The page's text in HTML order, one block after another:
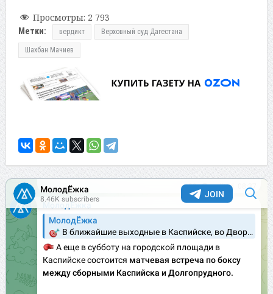
Просмотры: 2 793
Метки: вердикт Верховный суд Дагестана
Шахбан Мачиев